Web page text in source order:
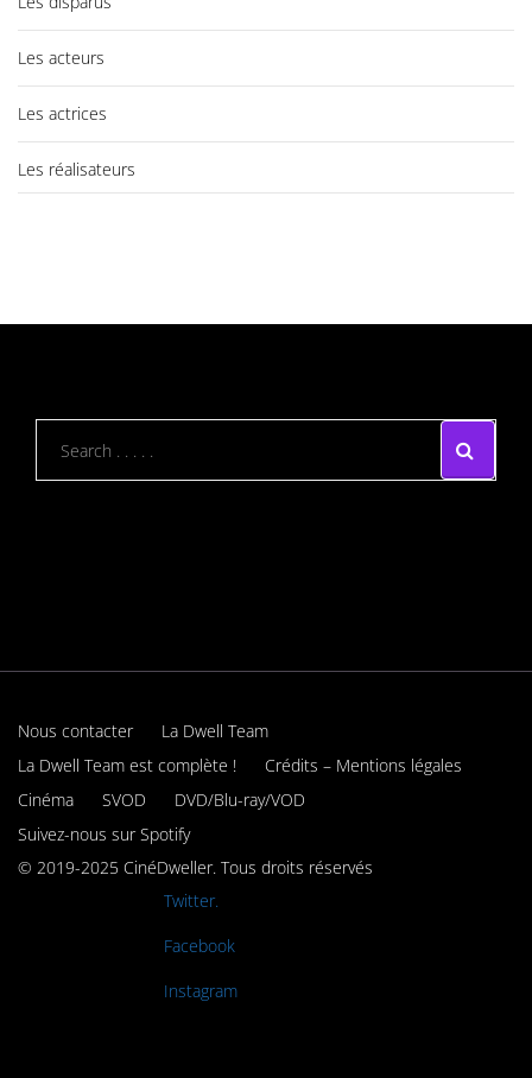
Les acteurs
Les actrices
Les réalisateurs
Nous contacter
La Dwell Team
La Dwell Team est complète !
Crédits – Mentions légales
Cinéma
SVOD
DVD/Blu-ray/VOD
Suivez-nous sur Spotify
© 2019-2025 CinéDweller. Tous droits réservés
Twitter.
Facebook
Instagram